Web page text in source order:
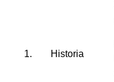
1. Historia